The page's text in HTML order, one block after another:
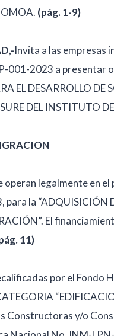
OMOA. (pág. 1-9)
Invita a las empresas
001-2023 a presentar
EL DESARROLLO DE
DEL INSTITUTO
operan legalmente en
la “ADQUISICIÓN
El
11)
por el Fondo
Constructoras y/o